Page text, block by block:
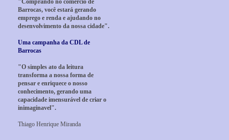
"Comprando no comércio de
Barrocas, você estará gerando
emprego e renda e ajudando no
desenvolvimento da nossa cidade".
Uma campanha da CDL de
Barrocas
"O simples ato da leitura
transforma a nossa forma de
pensar e enriquece o nosso
conhecimento, gerando uma
capacidade imensurável de criar o
inimaginavel".
Thiago Henrique Miranda